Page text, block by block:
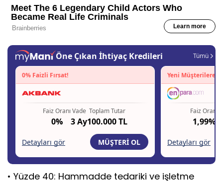
• Yüzde 40: Hammadde tedariki ve işletme